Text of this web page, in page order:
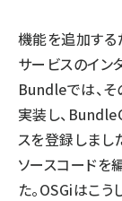
機能を追加する
サービスのイン
Bundleでは、そ
実装し、
スを登録しま
ソースコードを
た。OSGiはこ